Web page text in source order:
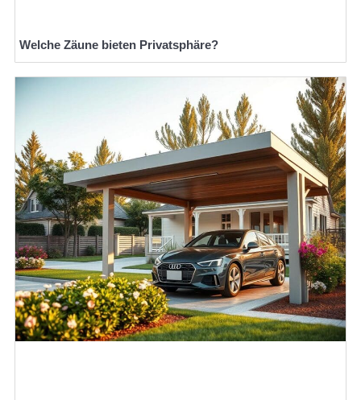
Welche Zäune bieten Privatsphäre?